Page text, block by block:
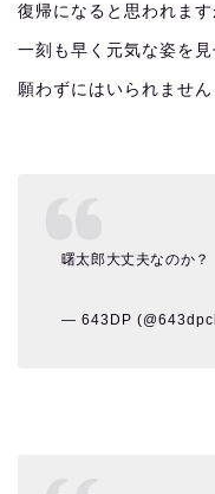
復帰になると思われます
一刻も早く元気な姿を見
願わずにはいられません
曙太郎大丈夫なのか？
— 643DP